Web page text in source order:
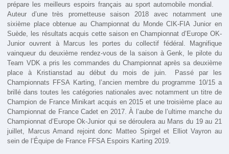
prépare les meilleurs espoirs français au sport automobile mondial.
Auteur d’une très prometteuse saison 2018 avec notamment une
sixième place obtenue au Championnat du Monde CIK-FIA Junior en
Suède, les résultats acquis cette saison en Championnat d’Europe OK-
Junior ouvrent à Marcus les portes du collectif fédéral. Magnifique
vainqueur du deuxième rendez-vous de la saison à Genk, le pilote du
Team VDK a pris les commandes du Championnat après sa deuxième
place à Kristianstad au début du mois de juin. Passé par les
Championnats FFSA Karting, l’ancien membre du programme 10/15 a
brillé dans toutes les catégories nationales avec notamment un titre de
Champion de France Minikart acquis en 2015 et une troisième place au
Championnat de France Cadet en 2017. À l’aube de l’ultime manche du
Championnat d’Europe Ok-Junior qui se déroulera au Mans du 19 au 21
juillet, Marcus Amand rejoint donc Matteo Spirgel et Elliot Vayron au
sein de l’Équipe de France FFSA Espoirs Karting 2019.